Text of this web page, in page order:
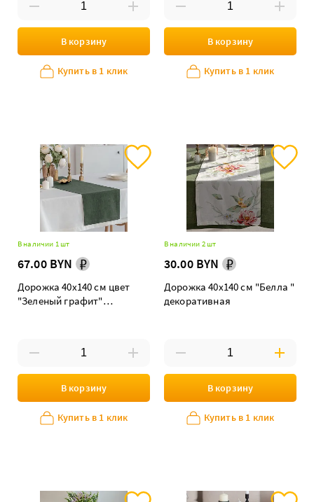
В корзину
Купить в 1 клик
В корзину
Купить в 1 клик
В наличии 1 шт
67.00 BYN
Дорожка 40х140 см цвет
"Зеленый графит"
В корзину
Купить в 1 клик
В наличии 2 шт
30.00 BYN
Дорожка 40х140 см "Белла "
декоративная
В корзину
Купить в 1 клик